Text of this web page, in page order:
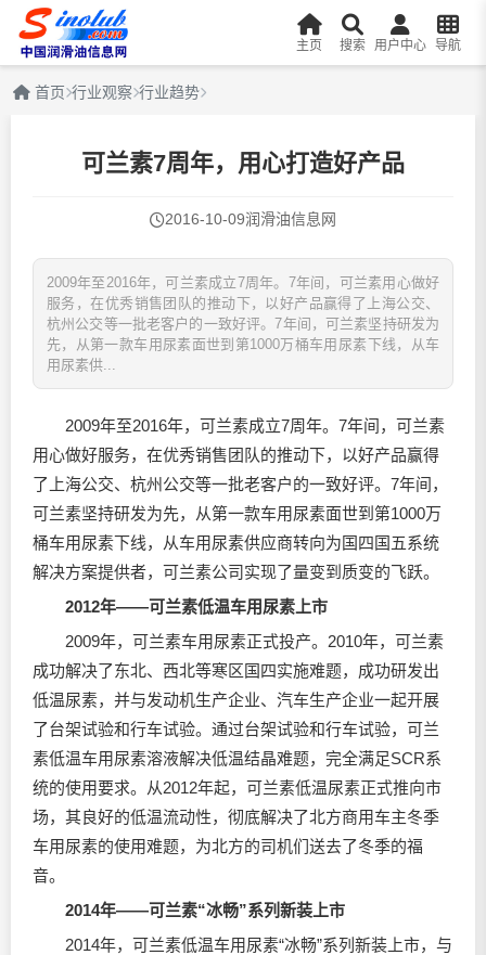
主页 搜索 用户中心 导航
首页 行业观察 行业趋势
可兰素7周年，用心打造好产品
2016-10-09润滑油信息网
2009年至2016年，可兰素成立7周年。7年间，可兰素用心做好
服务，在优秀销售团队的推动下，以好产品赢得了上海公交、
杭州公交等一批老客户的一致好评。7年间，可兰素坚持研发为
先，从第一款车用尿素面世到第1000万桶车用尿素下线，从车
用尿素供...
2009年至2016年，可兰素成立7周年。7年间，可兰素
用心做好服务，在优秀销售团队的推动下，以好产品赢得
了上海公交、杭州公交等一批老客户的一致好评。7年间，
可兰素坚持研发为先，从第一款车用尿素面世到第1000万
桶车用尿素下线，从车用尿素供应商转向为国四国五系统
解决方案提供者，可兰素公司实现了量变到质变的飞跃。
2012年——可兰素低温车用尿素上市
2009年，可兰素车用尿素正式投产。2010年，可兰素
成功解决了东北、西北等寒区国四实施难题，成功研发出
低温尿素，并与发动机生产企业、汽车生产企业一起开展
了台架试验和行车试验。通过台架试验和行车试验，可兰
素低温车用尿素溶液解决低温结晶难题，完全满足SCR系
统的使用要求。从2012年起，可兰素低温尿素正式推向市
场，其良好的低温流动性，彻底解决了北方商用车主冬季
车用尿素的使用难题，为北方的司机们送去了冬季的福
音。
2014年——可兰素“冰畅”系列新装上市
2014年，可兰素低温车用尿素“冰畅”系列新装上市，与